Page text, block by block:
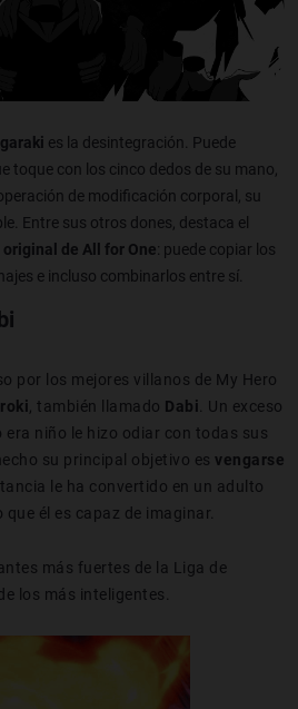
es la desintegración. Puede
toque con los cinco dedos de su mano,
de modificación corporal, su
Entre sus otros dones, destaca el
original de All for One: puede copiar los
e incluso combinarlos entre sí.
por los mejores villanos de My Hero
, también llamado Dabi . Un exceso
niño le hizo odiar con todas sus
su principal objetivo es vengarse
le ha convertido en un adulto
él es capaz de imaginar.
más fuertes de la Liga de
los más inteligentes.